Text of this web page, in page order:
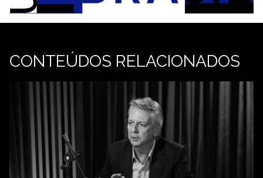
CONTEÚDOS RELACIONADOS